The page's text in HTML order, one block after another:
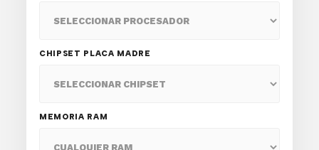
CHIPSET PLACA MADRE
MEMORIA RAM